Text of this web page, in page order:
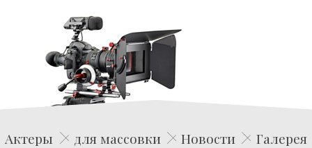
Edwin Film Agencja Aktorska
Актеры для массовки Новости
Галерея